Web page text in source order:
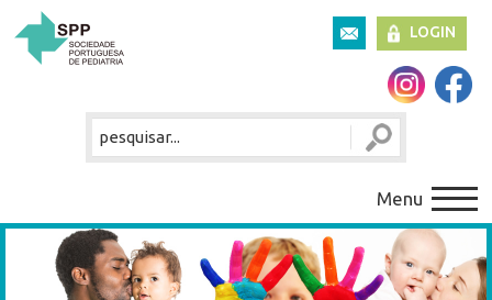
LOGIN
Menu